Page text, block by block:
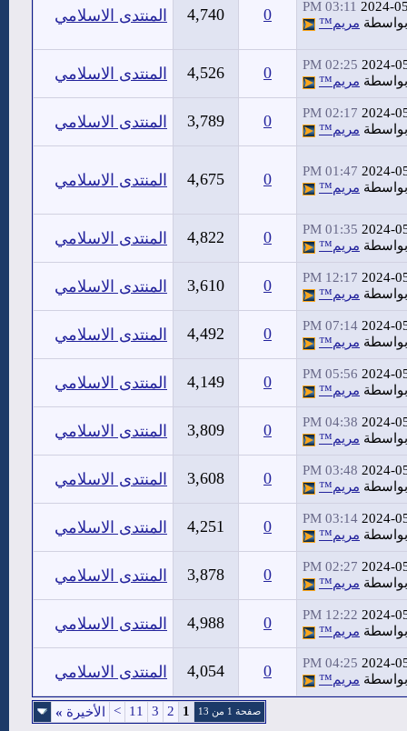
2024-
03:11 PM
بواسطة مريم™ 0
4,740 المنتدى الاسلامي
2024-
02:25 PM
بواسطة مريم™ 0
4,526 المنتدى الاسلامي
2024-
02:17 PM
بواسطة مريم™ 0
3,789 المنتدى الاسلامي
2024-
01:47 PM
بواسطة مريم™ 0
4,675 المنتدى الاسلامي
2024-
01:35 PM
بواسطة مريم™ 0
4,822 المنتدى الاسلامي
2024-
12:17 PM
بواسطة مريم™ 0
3,610 المنتدى الاسلامي
2024-
07:14 PM
بواسطة مريم™ 0
4,492 المنتدى الاسلامي
2024-
05:56 PM
بواسطة مريم™ 0
4,149 المنتدى الاسلامي
2024-
04:38 PM
بواسطة مريم™ 0
3,809 المنتدى الاسلامي
2024-
03:48 PM
بواسطة مريم™ 0
3,608 المنتدى الاسلامي
2024-
03:14 PM
بواسطة مريم™ 0
4,251 المنتدى الاسلامي
2024-
02:27 PM
بواسطة مريم™ 0
3,878 المنتدى الاسلامي
2024-
12:22 PM
بواسطة مريم™ 0
4,988 المنتدى الاسلامي
2024-
04:25 PM
بواسطة مريم™ 0
4,054 المنتدى الاسلامي
صفحة 1 من 13 1
2
3
11
> الأخيرة »